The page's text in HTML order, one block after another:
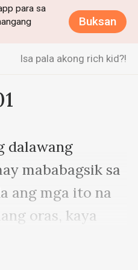
para sa
Buksan
Isa pala akong rich kid?!
dalawang
mababagsik sa
ang mga ito na
oras, kaya